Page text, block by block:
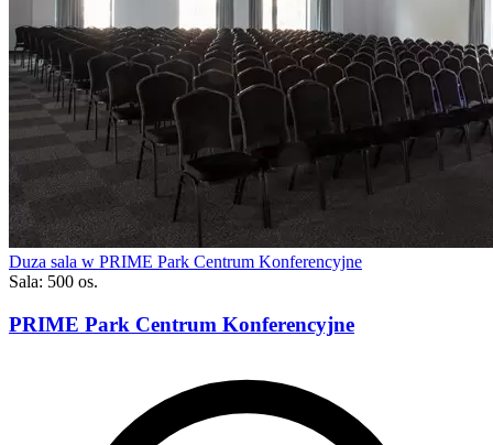
Duza sala w PRIME Park Centrum Konferencyjne
Sala: 500 os.
PRIME Park Centrum Konferencyjne